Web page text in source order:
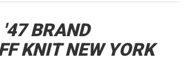
BRAND
KNIT NEW YORK